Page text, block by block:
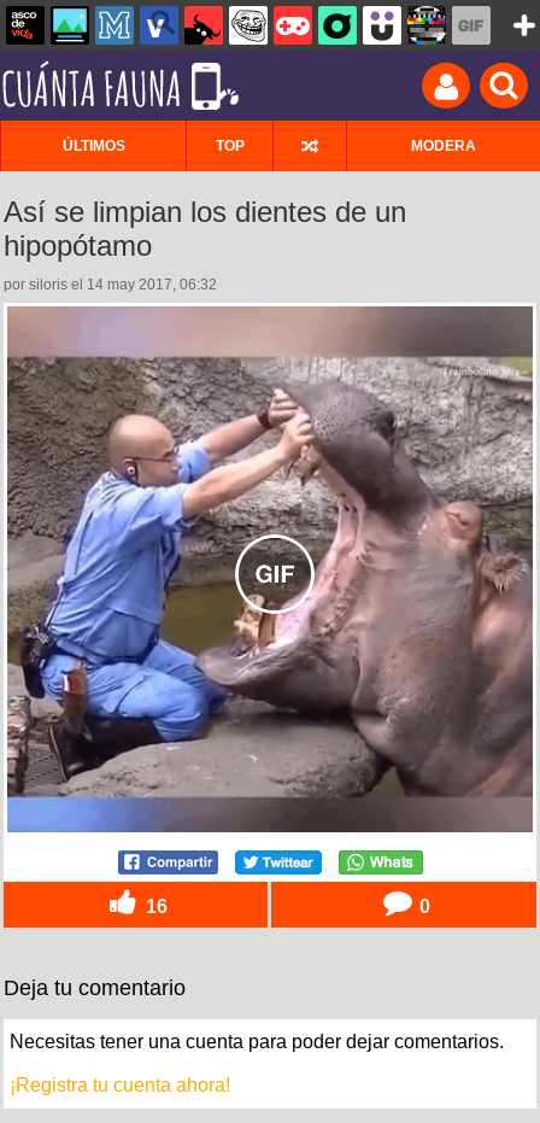
ÚLTIMOS TOP MODERA
Así se limpian los dientes de un
hipopótamo
por siloris el 14 may 2017, 06:32
16 0
Deja tu comentario
Necesitas tener una cuenta para poder dejar comentarios.
¡Registra tu cuenta ahora!